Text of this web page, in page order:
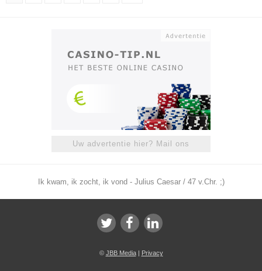
Uw advertentie hier? Mail ons
Ik kwam, ik zocht, ik vond - Julius Caesar / 47 v.Chr. ;)
© JBB Media| Privacy